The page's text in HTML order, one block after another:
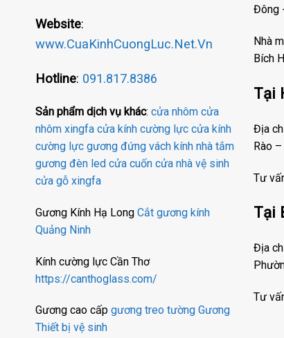
Website:
www.CuaKinhCuongLuc.Net.Vn
Hotline: 091.817.8386
Sản phẩm dịch vụ khác: cửa nhôm cửa
nhôm xingfa cửa kính cường lực cửa kính
cường lực gương đứng vách kính nhà tắm
gương đèn led cửa cuốn cửa nhà vệ sinh
cửa gỗ xingfa
Gương Kính Hạ Long Cắt gương kính
Quảng Ninh
Kính cường lực Cần Thơ
https://canthoglass.com/
Gương cao cấp gương treo tường Gương
Thiết bị vệ sinh
Đông
Nhà
Bích
Tại
Địa
Rào
Tư
Tại
Địa
Tư